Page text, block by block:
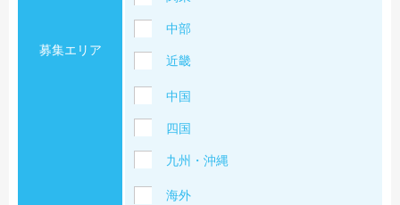
募集エリア
中部
近畿
中国
四国
九州・沖縄
海外